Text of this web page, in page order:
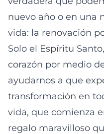
nuevo año o en una
vida: la renovación
Solo el Espíritu
corazón por medio
ayudarnos a que
transformación en
vida, que comienza
regalo maravilloso